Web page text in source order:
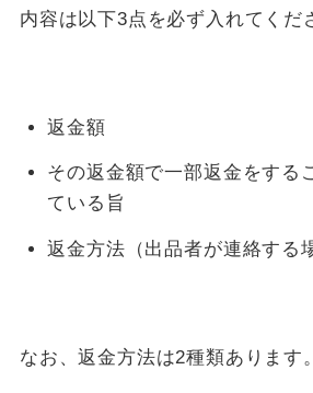
内容は以下3点を必ず入れてくだ
返金額
その返金額で一部返金をする
ている旨
返金方法（出品者が連絡する
なお、返金方法は2種類あります。